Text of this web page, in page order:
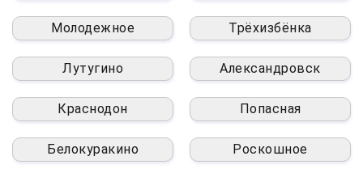
Молодежное Трёхизбёнка
Лутугино Александровск
Краснодон Попасная
Белокуракино Роскошное